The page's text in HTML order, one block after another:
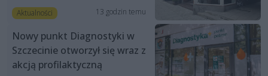
Aktualności 13 godzin temu
Nowy punkt Diagnostyki w
Szczecinie otworzył się wraz z
akcją profilaktyczną